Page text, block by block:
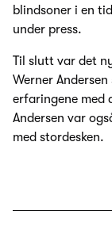
blindsoner i en
under press.
Til slutt var det
Werner
erfaringene med
Andersen var
med stordesken.